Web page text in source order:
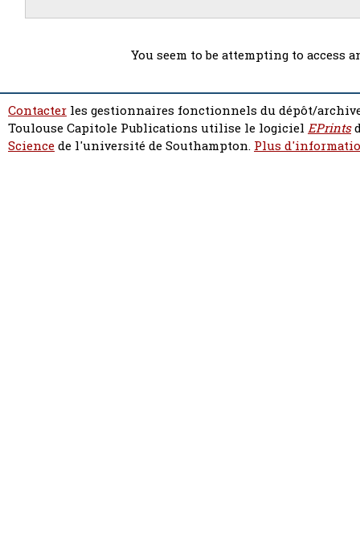
You seem to be attempting to access
Contacter les gestionnaires fonctionnels du dépôt/
Toulouse Capitole Publications utilise le logiciel EPrints
Sciencede l'université de Southampton. Plus